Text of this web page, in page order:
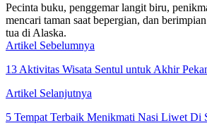
Pecinta buku, penggemar langit biru,
mencari taman saat bepergian, dan
tua di Alaska.
Artikel Sebelumnya
13 Aktivitas Wisata Sentul untuk Akhir
Artikel Selanjutnya
5 Tempat Terbaik Menikmati Nasi Liwet Di